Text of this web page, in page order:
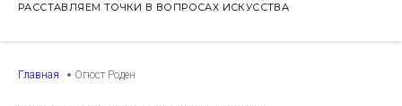
РАССТАВЛЯЕМ ТОЧКИ В ВОПРОСАХ ИСКУССТВА
Главная Огюст Роден